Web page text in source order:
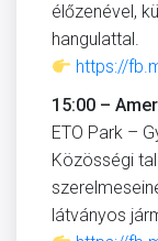
élőzenével,
hangulattal.
https://
15:00 –
ETO Park –
Közösségi
látványos